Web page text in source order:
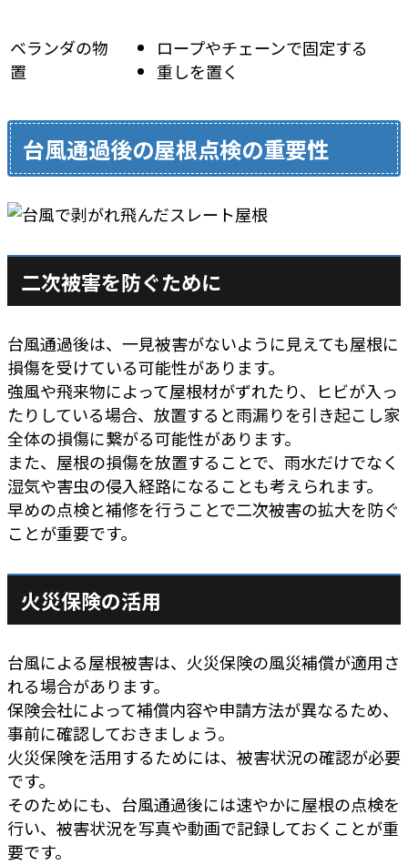
ベランダの物
置
ロープやチェーンで固定する
重しを置く
台風通過後の屋根点検の重要性
二次被害を防ぐために
台風通過後は、一見被害がないように見えても屋根に
損傷を受けている可能性があります。
強風や飛来物によって屋根材がずれたり、ヒビが入っ
たりしている場合、放置すると雨漏りを引き起こし家
全体の損傷に繋がる可能性があります。
また、屋根の損傷を放置することで、雨水だけでなく
湿気や害虫の侵入経路になることも考えられます。
早めの点検と補修を行うことで二次被害の拡大を防ぐ
ことが重要です。
火災保険の活用
台風による屋根被害は、火災保険の風災補償が適用さ
れる場合があります。
保険会社によって補償内容や申請方法が異なるため、
事前に確認しておきましょう。
火災保険を活用するためには、被害状況の確認が必要
です。
そのためにも、台風通過後には速やかに屋根の点検を
行い、被害状況を写真や動画で記録しておくことが重
要です。